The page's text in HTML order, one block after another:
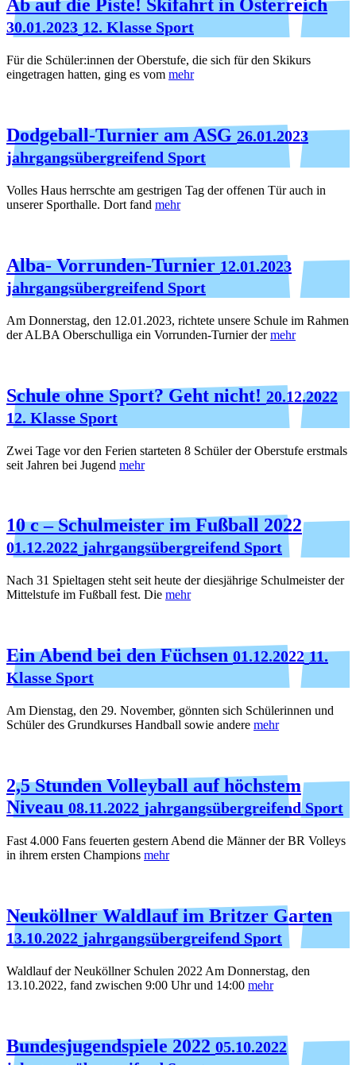
Ab auf die Piste! Skifahrt in Österreich
30.01.2023 12. Klasse Sport
Für die Schüler:innen der Oberstufe, die sich für den Skikurs
eingetragen hatten, ging es vom mehr
Dodgeball-Turnier am ASG 26.01.2023
jahrgangsübergreifend Sport
Volles Haus herrschte am gestrigen Tag der offenen Tür auch in
unserer Sporthalle. Dort fand mehr
Alba- Vorrunden-Turnier 12.01.2023
jahrgangsübergreifend Sport
Am Donnerstag, den 12.01.2023, richtete unsere Schule im Rahmen
der ALBA Oberschulliga ein Vorrunden-Turnier dermehr
Schule ohne Sport? Geht nicht! 20.12.2022
12. Klasse Sport
Zwei Tage vor den Ferien starteten 8 Schüler der Oberstufe erstmals
seit Jahren bei Jugend mehr
10 c – Schulmeister im Fußball 2022
01.12.2022 jahrgangsübergreifend Sport
Nach 31 Spieltagen steht seit heute der diesjährige Schulmeister der
Mittelstufe im Fußball fest. Die mehr
Ein Abend bei den Füchsen 01.12.2022 11.
Klasse Sport
Am Dienstag, den 29. November, gönnten sich Schülerinnen und
Schüler des Grundkurses Handball sowie andere mehr
2,5 Stunden Volleyball auf höchstem
Niveau 08.11.2022 jahrgangsübergreifend Sport
Fast 4.000 Fans feuerten gestern Abend die Männer der BR Volleys
in ihrem ersten Champions mehr
Neuköllner Waldlauf im Britzer Garten
13.10.2022 jahrgangsübergreifend Sport
Waldlauf der Neuköllner Schulen 2022 Am Donnerstag, den
13.10.2022, fand zwischen 9:00 Uhr und 14:00 mehr
Bundesjugendspiele 2022 05.10.2022